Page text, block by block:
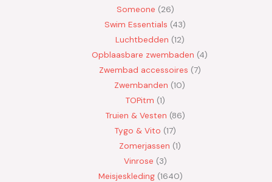
Someone 26
Swim Essentials 43
Luchtbedden 12
Opblaasbare zwembaden 4
Zwembad accessoires 7
Zwembanden 10
TOPitm 1
Truien & Vesten 86
Tygo & Vito 17
Zomerjassen 1
Vinrose 3
Meisjeskleding 1640